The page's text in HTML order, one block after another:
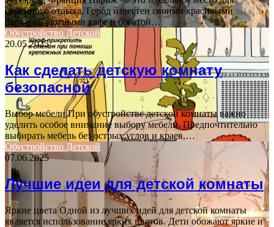
семейного отдыха. Город известен своими красивыми
парками, уютными кафе и богатой…
Обустройство Детской
20.05.2025
Как сделать детскую комнату
безопасной
Выбор мебели При обустройстве детской комнаты важно
уделить особое внимание выбору мебели. Предпочтительно
выбирать мебель без острых углов и краев,…
Обустройство Детской
07.06.2025
Лучшие идеи для детской комнаты
Яркие цвета Одной из лучших идей для детской комнаты
является использование ярких цветов. Дети обожают яркие и